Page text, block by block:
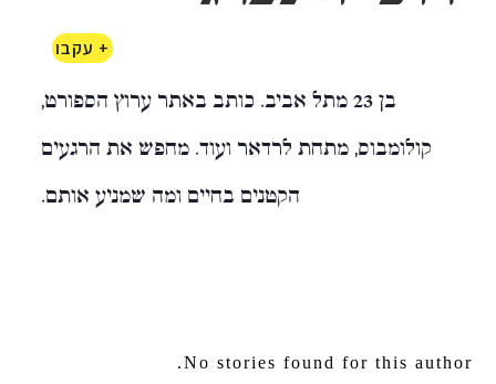
+ עקבו
בן 23 מתל אביב. כותב באתר ערוץ הספורט,
קולומבוס, מתחת לרדאר ועוד. מחפש את הרגעים
הקטנים בחיים ומה שמניע אותם.
No stories found for this author.